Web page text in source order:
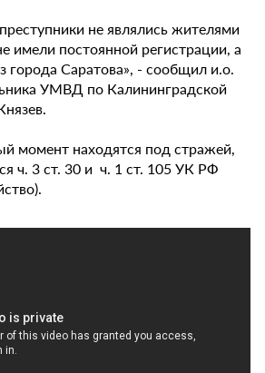
не являлись жителями
имели постоянной регистрации, а
города Саратова», - сообщил и.о.
УМВД по Калининградской
момент находятся под стражей,
ч. 3 ст. 30 и ч. 1 ст. 105 УК РФ